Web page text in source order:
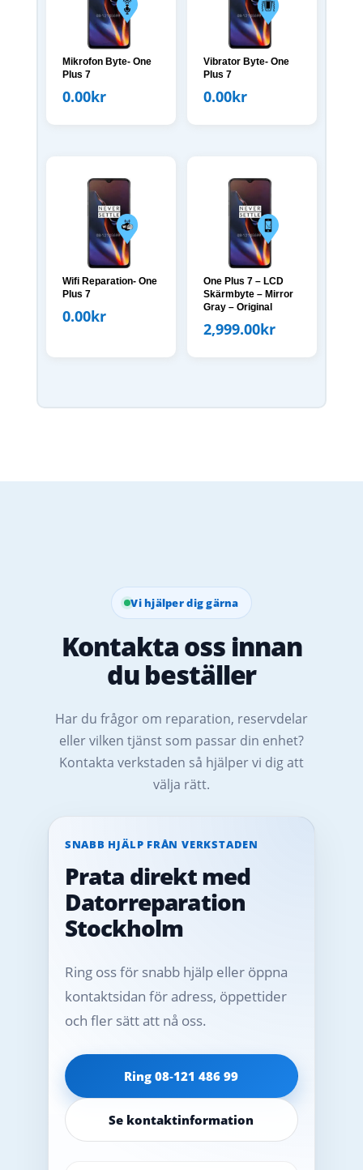
Mikrofon Byte- One
Plus 7
0.00kr
Vibrator Byte- One
Plus 7
0.00kr
Wifi Reparation- One
Plus 7
0.00kr
One Plus 7 – LCD
Skärmbyte – Mirror
Gray – Original
2,999.00kr
Vi hjälper dig gärna
Kontakta oss innan
du beställer
Har du frågor om reparation, reservdelar
eller vilken tjänst som passar din enhet?
Kontakta verkstaden så hjälper vi dig att
välja rätt.
SNABB HJÄLP FRÅN VERKSTADEN
Prata direkt med
Datorreparation
Stockholm
Ring oss för snabb hjälp eller öppna
kontaktsidan för adress, öppettider
och fler sätt att nå oss.
Ring 08‑121 486 99
Se kontaktinformation